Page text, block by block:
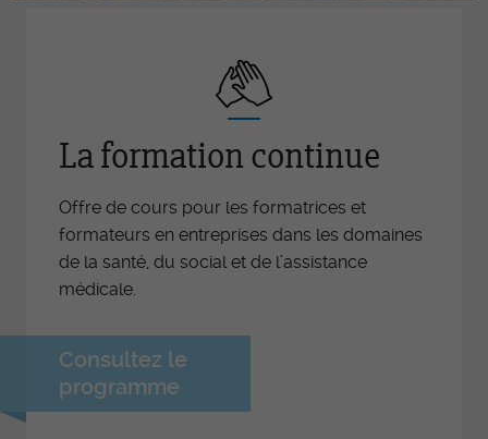
La formation continue
Offre de cours pour les formatrices et
formateurs en entreprises dans les domaines
de la santé, du social et de l’assistance
médicale.
Consultez le
programme